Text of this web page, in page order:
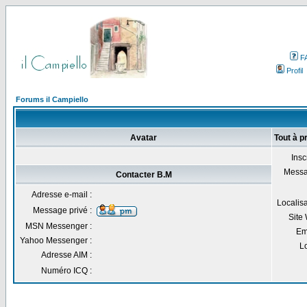
Profil
Forums il Campiello
Avatar Tout à
Site
Contacter B.M
Adresse e-mail :
Message privé :
MSN Messenger :
Yahoo Messenger :
Adresse AIM :
Numéro ICQ :